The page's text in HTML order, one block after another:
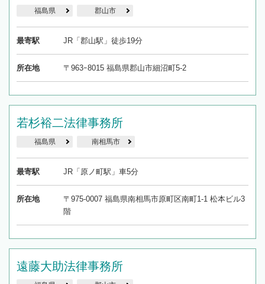
福島県 郡山市
最寄駅 JR「郡山駅」徒歩19分
所在地 〒963ｰ8015 福島県郡山市細沼町5-2
若杉裕二法律事務所
福島県 南相馬市
最寄駅 JR「原ノ町駅」車5分
所在地
〒975-0007 福島県南相馬市原町区南町1-1 松本ビル3
階
遠藤大助法律事務所